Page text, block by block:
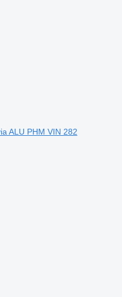
ALU PHM VIN 282